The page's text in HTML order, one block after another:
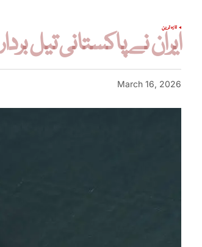
تازہ ترین
ایران نے پاکستانی تیل
March 16, 2026